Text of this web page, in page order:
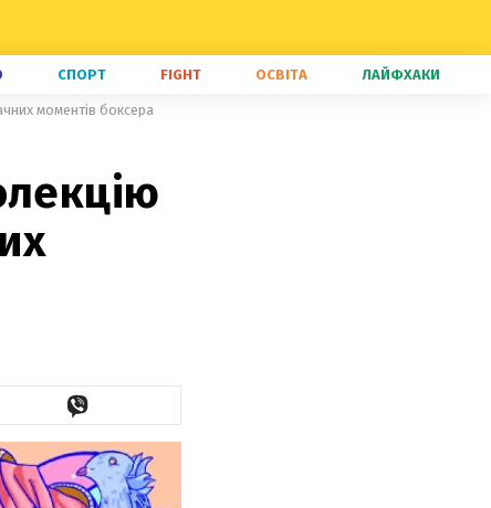
СПОРТ FIGHT ОСВІТА ЛАЙФХАКИ
моментів боксера